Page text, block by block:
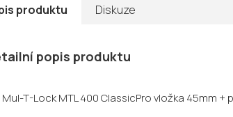
produktu Diskuze
popis produktu
Mul-T-Lock MTL 400 ClassicPro vložka 45mm +